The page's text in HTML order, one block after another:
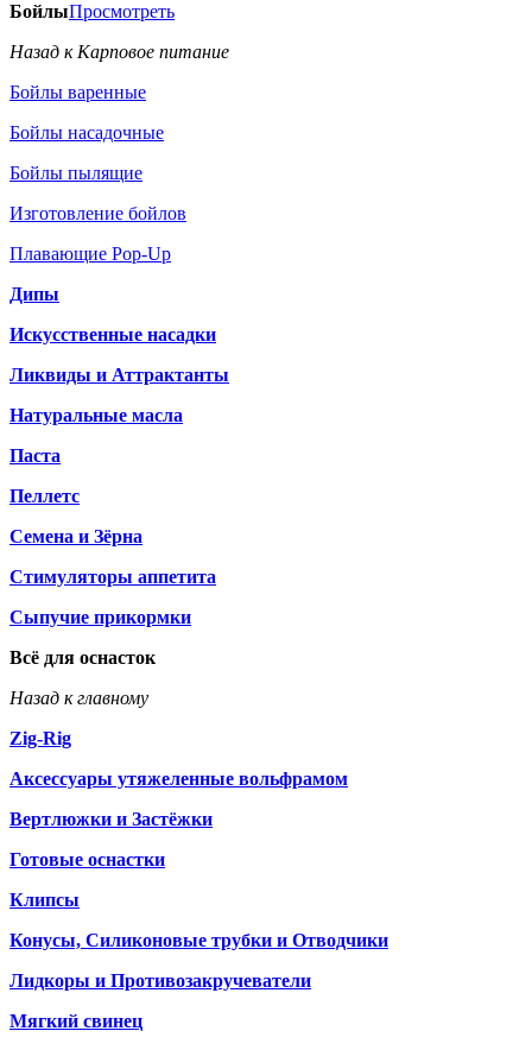
БойлыПросмотреть
Назад к Карповое питание
Бойлы варенные
Бойлы насадочные
Бойлы пылящие
Изготовление бойлов
Плавающие Pop-Up
Дипы
Искусственные насадки
Ликвиды и Аттрактанты
Натуральные масла
Паста
Пеллетс
Семена и Зёрна
Стимуляторы аппетита
Сыпучие прикормки
Всё для оснасток
Назад к главному
Zig-Rig
Аксессуары утяжеленные вольфрамом
Вертлюжки и Застёжки
Готовые оснастки
Клипсы
Конусы, Силиконовые трубки и Отводчики
Лидкоры и Противозакручеватели
Мягкий свинец